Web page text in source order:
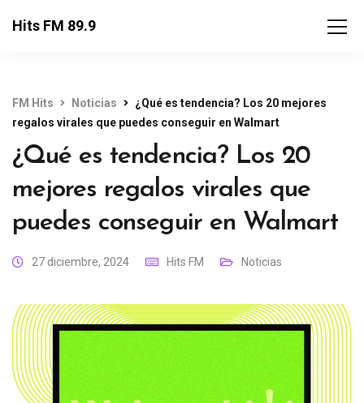
Hits FM 89.9
FM Hits Noticias
¿Qué es tendencia? Los 20 mejores
regalos virales que puedes conseguir en Walmart
¿Qué es tendencia? Los 20
mejores regalos virales que
puedes conseguir en Walmart
27 diciembre, 2024 Hits FM Noticias